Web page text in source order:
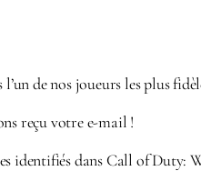
l’un de nos joueurs les plus
reçu votre e-mail !
identifiés dans Call of Duty: